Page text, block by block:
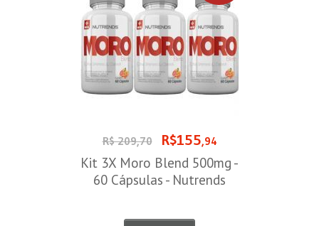
R$ 209,70 R$155,94
Kit 3X Moro Blend 500mg -
60 Cápsulas - Nutrends